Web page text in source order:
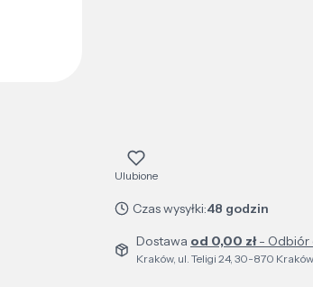
Ulubione
Czas wysyłki:48 godzin
Dostawa od 0,00 zł- Odbiór
Kraków, ul. Teligi 24, 30-870 Kraków